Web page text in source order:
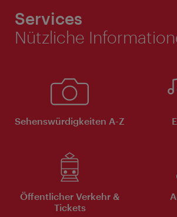
Services
Nützliche
Sehenswürdigkeiten A-Z
Öffentlicher Verkehr &
Tickets